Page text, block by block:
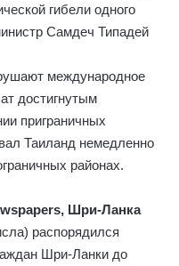
гибели одного
Самдеч Типадей
международное
достигнутым
приграничных
Таиланд немедленно
районах.
Шри-Ланка
распорядился
Шри-Ланки до